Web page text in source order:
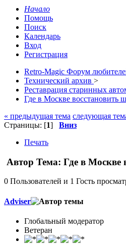
Начало
Помощь
Поиск
Календарь
Вход
Регистрация
Retro-Magic Форум
Технический архив >
Реставрация старинных
Где в Москве восстановить
« предыдущая тема следующая
Страницы: [1] Вниз
Печать
Автор Тема: Где в Москве
0 Пользователей и 1 Гость
Adviser
Глобальный модератор
Ветеран